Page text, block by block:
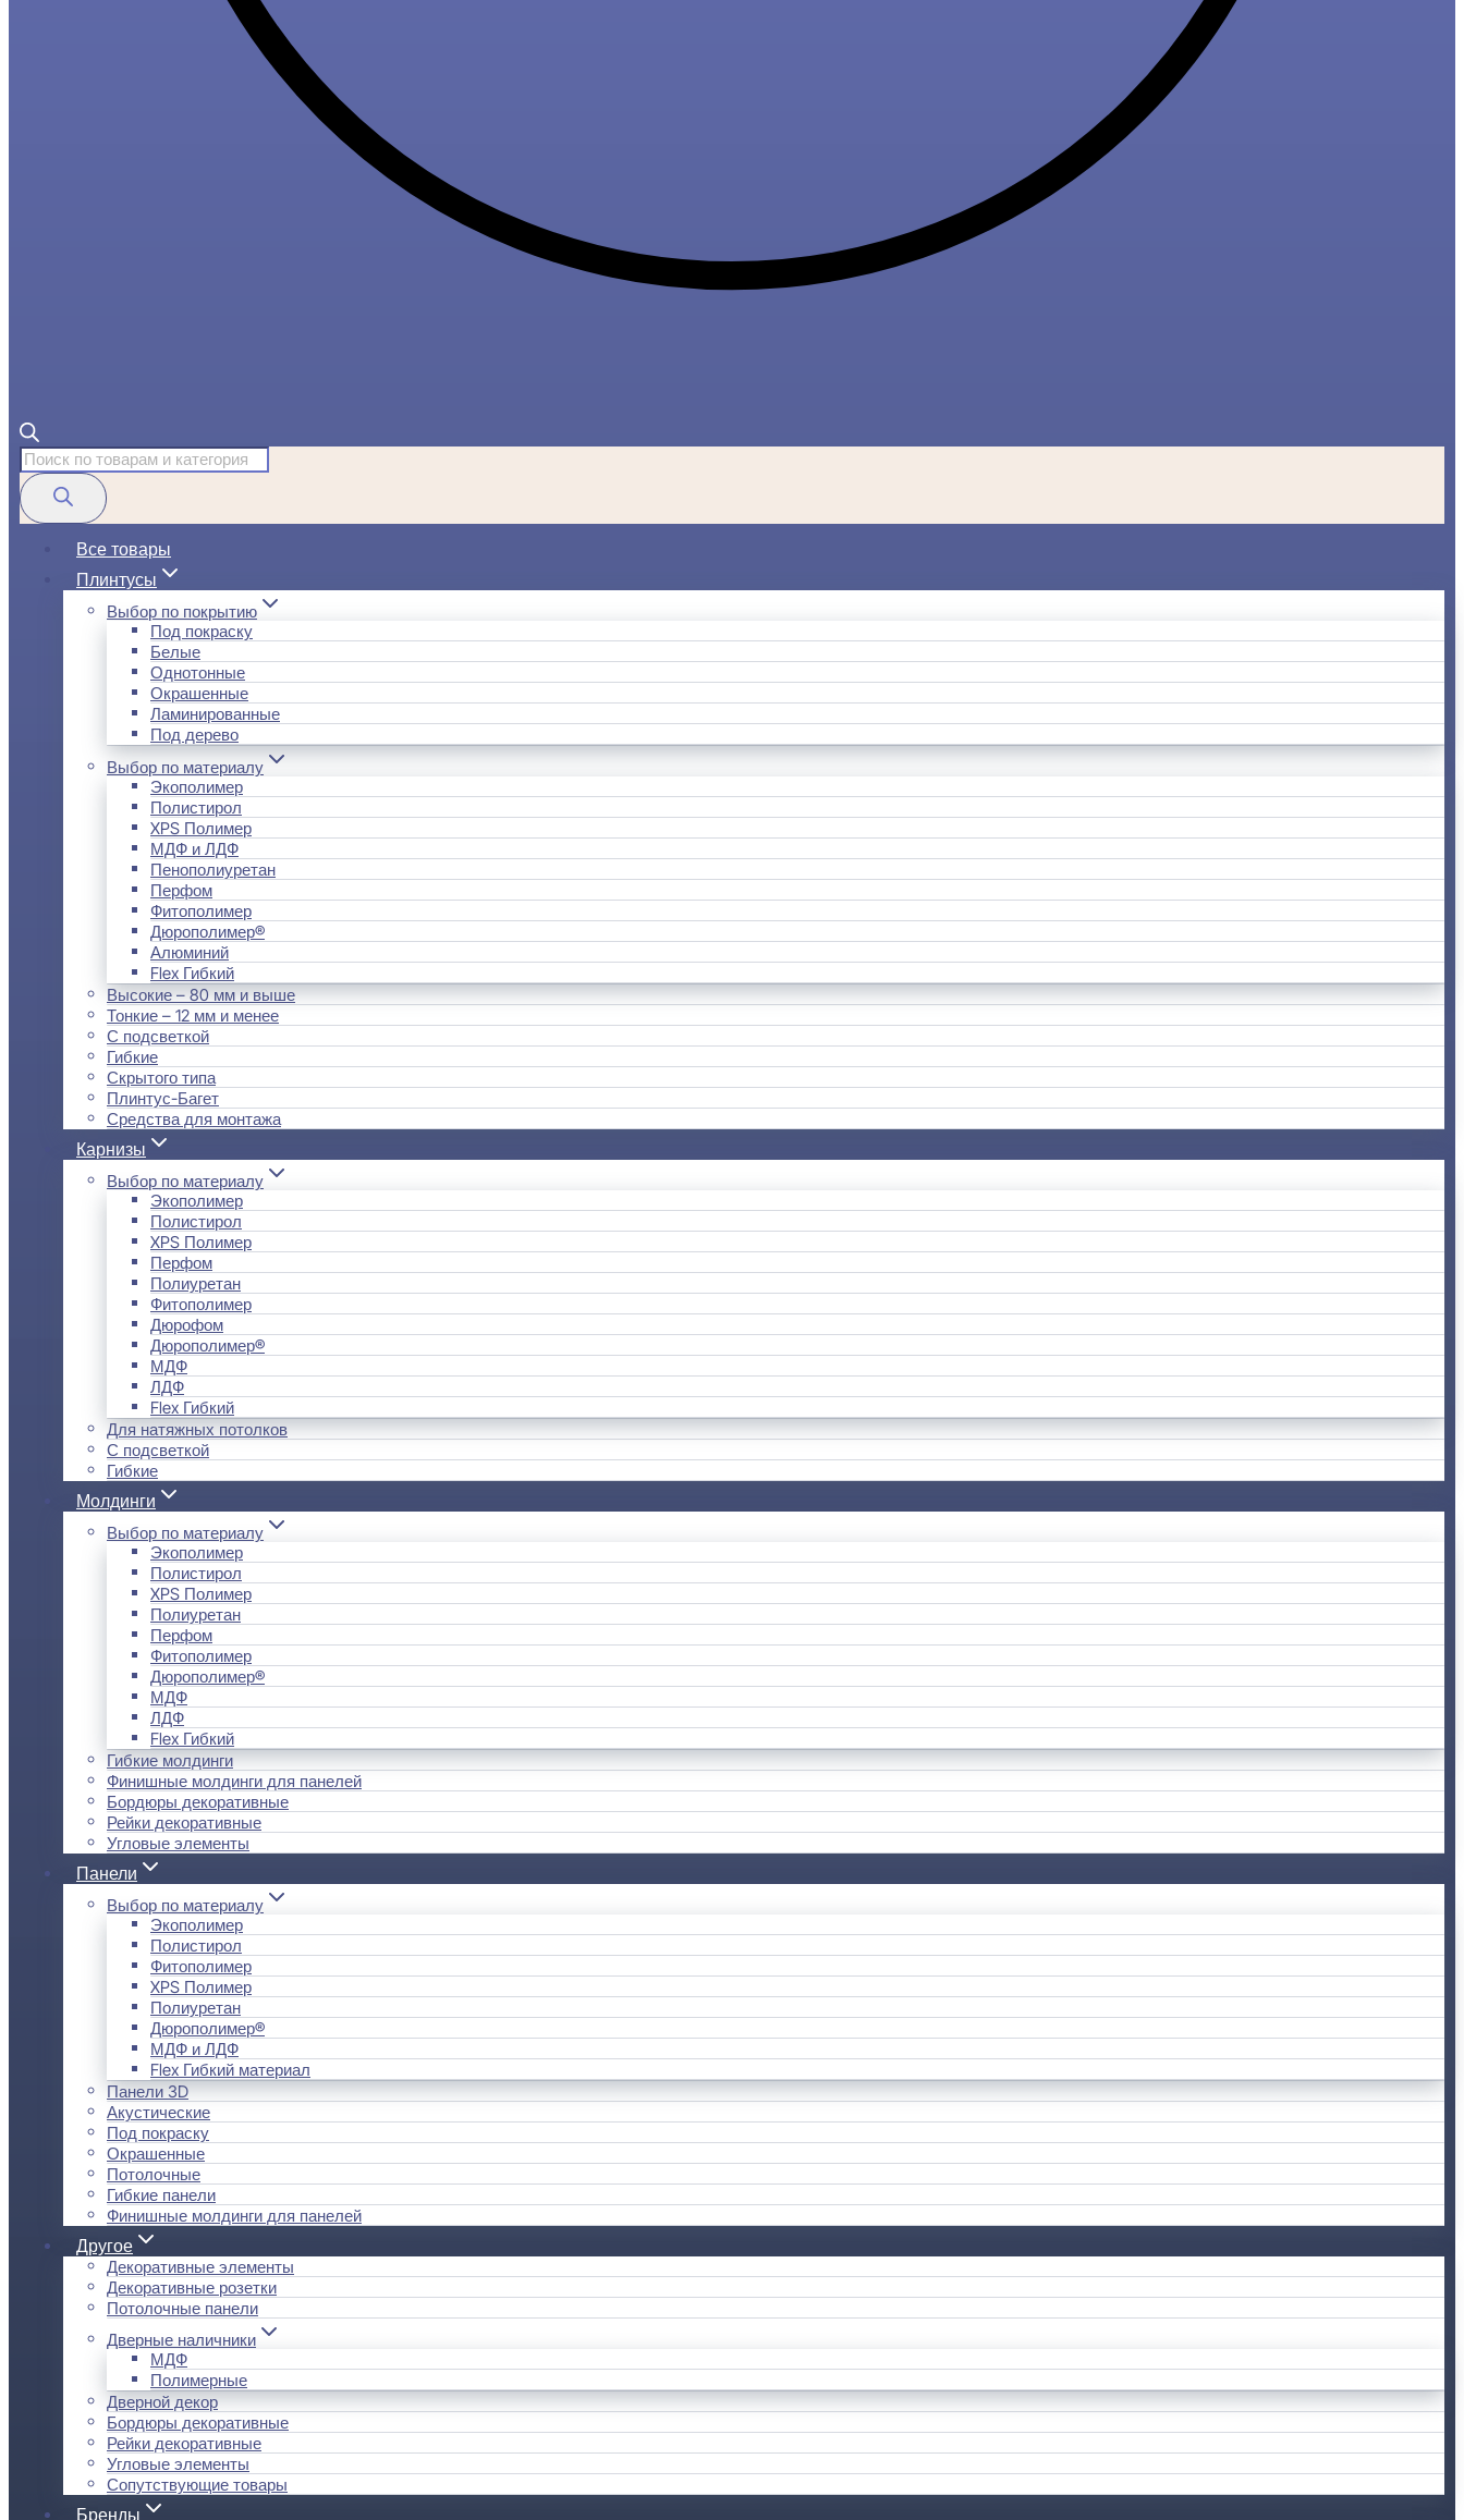
Поиск
товаров
Все товары
Плинтусы
Выбор по покрытию
Под покраску
Белые
Однотонные
Окрашенные
Ламинированные
Под дерево
Выбор по материалу
Экополимер
Полистирол
XPS Полимер
МДФ и ЛДФ
Пенополиуретан
Перфом
Фитополимер
Дюрополимер®
Алюминий
Flex Гибкий
Высокие – 80 мм и выше
Тонкие – 12 мм и менее
С подсветкой
Гибкие
Скрытого типа
Плинтус-Багет
Средства для монтажа
Карнизы
Выбор по материалу
Экополимер
Полистирол
XPS Полимер
Перфом
Полиуретан
Фитополимер
Дюрофом
Дюрополимер®
МДФ
ЛДФ
Flex Гибкий
Для натяжных потолков
С подсветкой
Гибкие
Молдинги
Выбор по материалу
Экополимер
Полистирол
XPS Полимер
Полиуретан
Перфом
Фитополимер
Дюрополимер®
МДФ
ЛДФ
Flex Гибкий
Гибкие молдинги
Финишные молдинги для панелей
Бордюры декоративные
Рейки декоративные
Угловые элементы
Панели
Выбор по материалу
Экополимер
Полистирол
Фитополимер
XPS Полимер
Полиуретан
Дюрополимер®
МДФ и ЛДФ
Flex Гибкий материал
Панели 3D
Акустические
Под покраску
Окрашенные
Потолочные
Гибкие панели
Финишные молдинги для панелей
Другое
Декоративные элементы
Декоративные розетки
Потолочные панели
Дверные наличники
МДФ
Полимерные
Дверной декор
Бордюры декоративные
Рейки декоративные
Угловые элементы
Сопутствующие товары
Бренды